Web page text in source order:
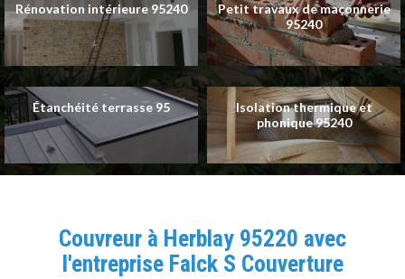
Rénovation intérieure 95240
Petit travaux de maçonnerie
95240
Étanchéité terrasse 95
Isolation thermique et
phonique 95240
Couvreur à Herblay 95220 avec
l'entreprise Falck S Couverture